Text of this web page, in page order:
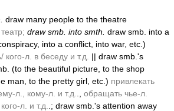
draw many people to the theatre
draw smb. into smth. draw smb. into a
into a conflict, into war, etc.)
кого-л. в беседу и т.д.
|| draw smb.'s
(to the beautiful picture, to the shop
man, to the pretty girl, etc.) привлекать
л., кому-л. и т.д.
обращать чье-л.
л. и т.д.
.; draw smb.'s attention away